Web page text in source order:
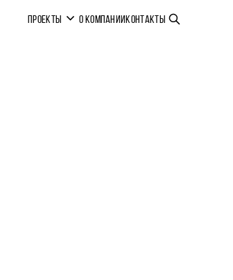
ПРОЕКТЫ О КОМПАНИИКОНТАКТЫ